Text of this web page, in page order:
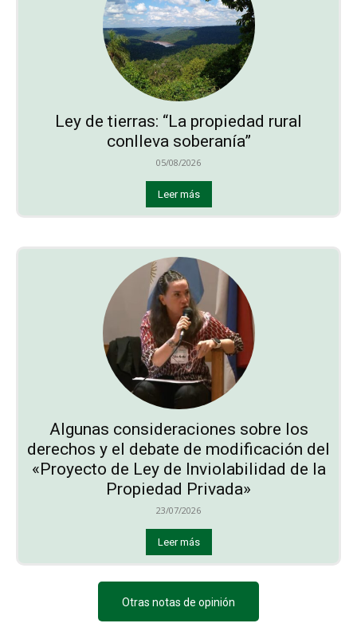
Ley de tierras: “La propiedad rural
conlleva soberanía”
05/08/2026
Leer más
Algunas consideraciones sobre los
derechos y el debate de modificación del
«Proyecto de Ley de Inviolabilidad de la
Propiedad Privada»
23/07/2026
Leer más
Otras notas de opinión